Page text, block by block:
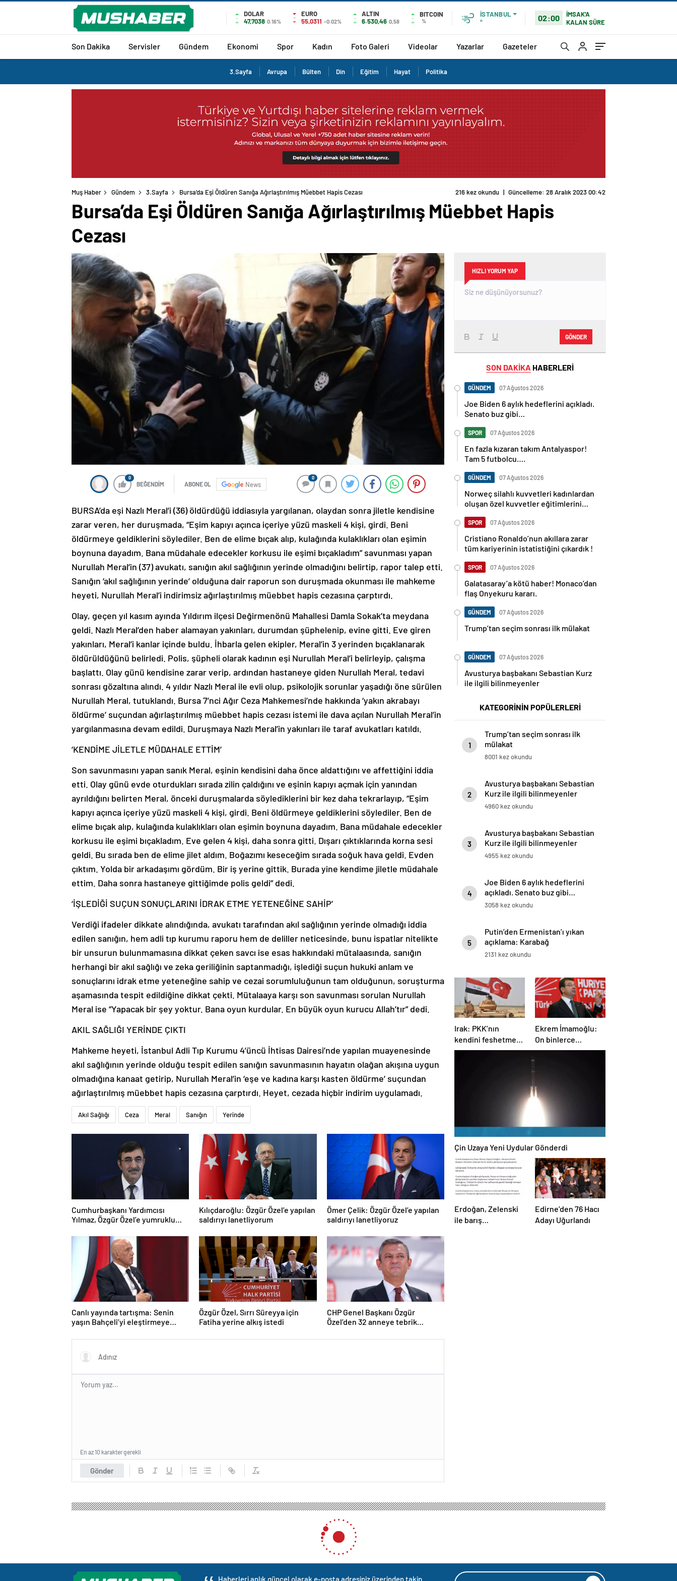
DOLAR
47,7038 0.16%
EURO
55,0311 -0.02%
ALTIN
6.530,46 0,58
BITCOIN
%
İSTANBUL
°
02:00
İMSAK'A
KALAN SÜRE
Son Dakika Servisler Gündem Ekonomi Spor Kadın Foto Galeri Videolar Yazarlar Gazeteler
3.Sayfa Avrupa Bülten Din Eğitim Hayat Politika
Muş Haber Gündem 3.Sayfa Bursa’da Eşi Öldüren Sanığa Ağırlaştırılmış Müebbet Hapis Cezası 216 kez okundu | Güncelleme: 28 Aralık 2023 00:42
Bursa’da Eşi Öldüren Sanığa Ağırlaştırılmış Müebbet Hapis
Cezası
0
BEĞENDİM ABONE OL News
0
BURSA’da eşi Nazlı Meral’i (36) öldürdüğü iddiasıyla yargılanan, olaydan sonra jiletle kendisine
zarar veren, her duruşmada, “Eşim kapıyı açınca içeriye yüzü maskeli 4 kişi, girdi. Beni
öldürmeye geldiklerini söylediler. Ben de elime bıçak alıp, kulağında kulaklıkları olan eşimin
boynuna dayadım. Bana müdahale edecekler korkusu ile eşimi bıçakladım” savunması yapan
Nurullah Meral’in (37) avukatı, sanığın akıl sağlığının yerinde olmadığını belirtip, rapor talep etti.
Sanığın ‘akıl sağlığının yerinde’ olduğuna dair raporun son duruşmada okunması ile mahkeme
heyeti, Nurullah Meral’i indirimsiz ağırlaştırılmış müebbet hapis cezasına çarptırdı.
Olay, geçen yıl kasım ayında Yıldırım ilçesi Değirmenönü Mahallesi Damla Sokak’ta meydana
geldi. Nazlı Meral’den haber alamayan yakınları, durumdan şüphelenip, evine gitti. Eve giren
yakınları, Meral’i kanlar içinde buldu. İhbarla gelen ekipler, Meral’in 3 yerinden bıçaklanarak
öldürüldüğünü belirledi. Polis, şüpheli olarak kadının eşi Nurullah Meral’i belirleyip, çalışma
başlattı. Olay günü kendisine zarar verip, ardından hastaneye giden Nurullah Meral, tedavi
sonrası gözaltına alındı. 4 yıldır Nazlı Meral ile evli olup, psikolojik sorunlar yaşadığı öne sürülen
Nurullah Meral, tutuklandı. Bursa 7’nci Ağır Ceza Mahkemesi’nde hakkında ‘yakın akrabayı
öldürme’ suçundan ağırlaştırılmış müebbet hapis cezası istemi ile dava açılan Nurullah Meral’in
yargılanmasına devam edildi. Duruşmaya Nazlı Meral’in yakınları ile taraf avukatları katıldı.
‘KENDİME JİLETLE MÜDAHALE ETTİM’
Son savunmasını yapan sanık Meral, eşinin kendisini daha önce aldattığını ve affettiğini iddia
etti. Olay günü evde oturdukları sırada zilin çaldığını ve eşinin kapıyı açmak için yanından
ayrıldığını belirten Meral, önceki duruşmalarda söylediklerini bir kez daha tekrarlayıp, “Eşim
kapıyı açınca içeriye yüzü maskeli 4 kişi, girdi. Beni öldürmeye geldiklerini söylediler. Ben de
elime bıçak alıp, kulağında kulaklıkları olan eşimin boynuna dayadım. Bana müdahale edecekler
korkusu ile eşimi bıçakladım. Eve gelen 4 kişi, daha sonra gitti. Dışarı çıktıklarında korna sesi
geldi. Bu sırada ben de elime jilet aldım. Boğazımı keseceğim sırada soğuk hava geldi. Evden
çıktım. Yolda bir arkadaşımı gördüm. Bir iş yerine gittik. Burada yine kendime jiletle müdahale
ettim. Daha sonra hastaneye gittiğimde polis geldi” dedi.
‘İŞLEDİĞİ SUÇUN SONUÇLARINI İDRAK ETME YETENEĞİNE SAHİP’
Verdiği ifadeler dikkate alındığında, avukatı tarafından akıl sağlığının yerinde olmadığı iddia
edilen sanığın, hem adli tıp kurumu raporu hem de deliller neticesinde, bunu ispatlar nitelikte
bir unsurun bulunmamasına dikkat çeken savcı ise esas hakkındaki mütalaasında, sanığın
herhangi bir akıl sağlığı ve zeka geriliğinin saptanmadığı, işlediği suçun hukuki anlam ve
sonuçlarını idrak etme yeteneğine sahip ve cezai sorumluluğunun tam olduğunun, soruşturma
aşamasında tespit edildiğine dikkat çekti. Mütalaaya karşı son savunması sorulan Nurullah
Meral ise “Yapacak bir şey yoktur. Bana oyun kurdular. En büyük oyun kurucu Allah’tır” dedi.
AKIL SAĞLIĞI YERİNDE ÇIKTI
Mahkeme heyeti, İstanbul Adli Tıp Kurumu 4’üncü İhtisas Dairesi’nde yapılan muayenesinde
akıl sağlığının yerinde olduğu tespit edilen sanığın savunmasının hayatın olağan akışına uygun
olmadığına kanaat getirip, Nurullah Meral’in ‘eşe ve kadına karşı kasten öldürme’ suçundan
ağırlaştırılmış müebbet hapis cezasına çarptırdı. Heyet, cezada hiçbir indirim uygulamadı.
Akıl Sağlığı Ceza Meral Sanığın Yerinde
Cumhurbaşkanı Yardımcısı
Yılmaz, Özgür Özel’e yumruklu
Kılıçdaroğlu: Özgür Özel’e yapılan
saldırıyı lanetliyorum
Ömer Çelik: Özgür Özel’e yapılan
saldırıyı lanetliyoruz
Canlı yayında tartışma: Senin
yaşın Bahçeli’yi eleştirmeye
Özgür Özel, Sırrı Süreyya için
Fatiha yerine alkış istedi
CHP Genel Başkanı Özgür
Özel’den 32 anneye tebrik
Gönder
En az 10 karakter gerekli
HIZLI YORUM YAP
GÖNDER
SON DAKİKA HABERLERİ
GÜNDEM 07 Ağustos 2026
Joe Biden 6 aylık hedeflerini açıkladı.
Senato buz gibi…
SPOR 07 Ağustos 2026
En fazla kızaran takım Antalyaspor!
Tam 5 futbolcu….
GÜNDEM 07 Ağustos 2026
Norweç silahlı kuvvetleri kadınlardan
oluşan özel kuvvetler eğitimlerini
SPOR 07 Ağustos 2026
Cristiano Ronaldo’nun akıllara zarar
tüm kariyerinin istatistiğini çıkardık !
SPOR 07 Ağustos 2026
Galatasaray’a kötü haber! Monaco’dan
flaş Onyekuru kararı.
GÜNDEM 07 Ağustos 2026
Trump’tan seçim sonrası ilk mülakat
GÜNDEM 07 Ağustos 2026
Avusturya başbakanı Sebastian Kurz
ile ilgili bilinmeyenler
KATEGORİNİN POPÜLERLERİ
1
Trump’tan seçim sonrası ilk
mülakat
8001 kez okundu
2
Avusturya başbakanı Sebastian
Kurz ile ilgili bilinmeyenler
4960 kez okundu
3
Avusturya başbakanı Sebastian
Kurz ile ilgili bilinmeyenler
4955 kez okundu
4
Joe Biden 6 aylık hedeflerini
açıkladı. Senato buz gibi…
3058 kez okundu
5
Putin’den Ermenistan’ı yıkan
açıklama: Karabağ
Azerbaycan’ın ayrılmaz bir
2131 kez okundu
Irak: PKK’nın
kendini feshetme
kararını
Ekrem İmamoğlu:
On binlerce
vatandaşımızın
kapanmasına çok
sevindim
Çin Uzaya Yeni Uydular Gönderdi
Erdoğan, Zelenski
ile barış
Edirne’den 76 Hacı
Adayı Uğurlandı
Haberleri anlık güncel olarak e-posta adresiniz üzerinden takip